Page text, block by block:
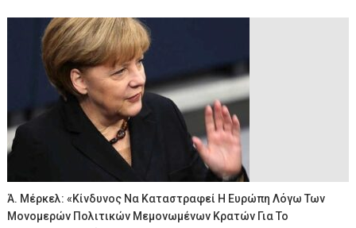
Ά. Μέρκελ: «Kίνδυνος Να Καταστραφεί Η Ευρώπη Λόγω Των
Μονομερών Πολιτικών Μεμονωμένων Κρατών Για Το